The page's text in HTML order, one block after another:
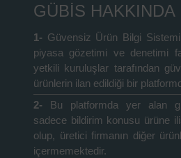
GÜBİS HAKKINDA
1- Güvensiz Ürün Bilgi
piyasa gözetimi ve denetimi
yetkili kuruluşlar tarafından
ürünlerin ilan edildiği bir
2-
Bu platformda yer alan
sadece bildirim konusu ürüne
olup, üretici firmanın diğer
içermemektedir.